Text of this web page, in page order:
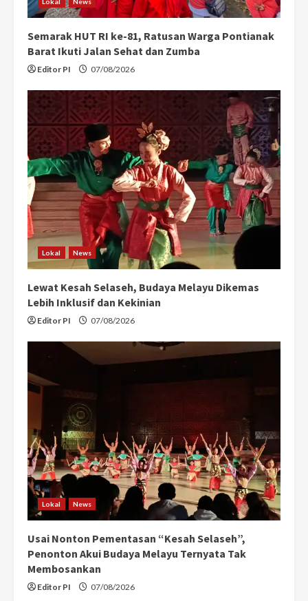
Semarak HUT RI ke-81, Ratusan Warga Pontianak
Barat Ikuti Jalan Sehat dan Zumba
Editor PI 07/08/2026
Lokal News
Lewat Kesah Selaseh, Budaya Melayu Dikemas
Lebih Inklusif dan Kekinian
Editor PI 07/08/2026
Lokal News
Usai Nonton Pementasan “Kesah Selaseh”,
Penonton Akui Budaya Melayu Ternyata Tak
Membosankan
Editor PI 07/08/2026